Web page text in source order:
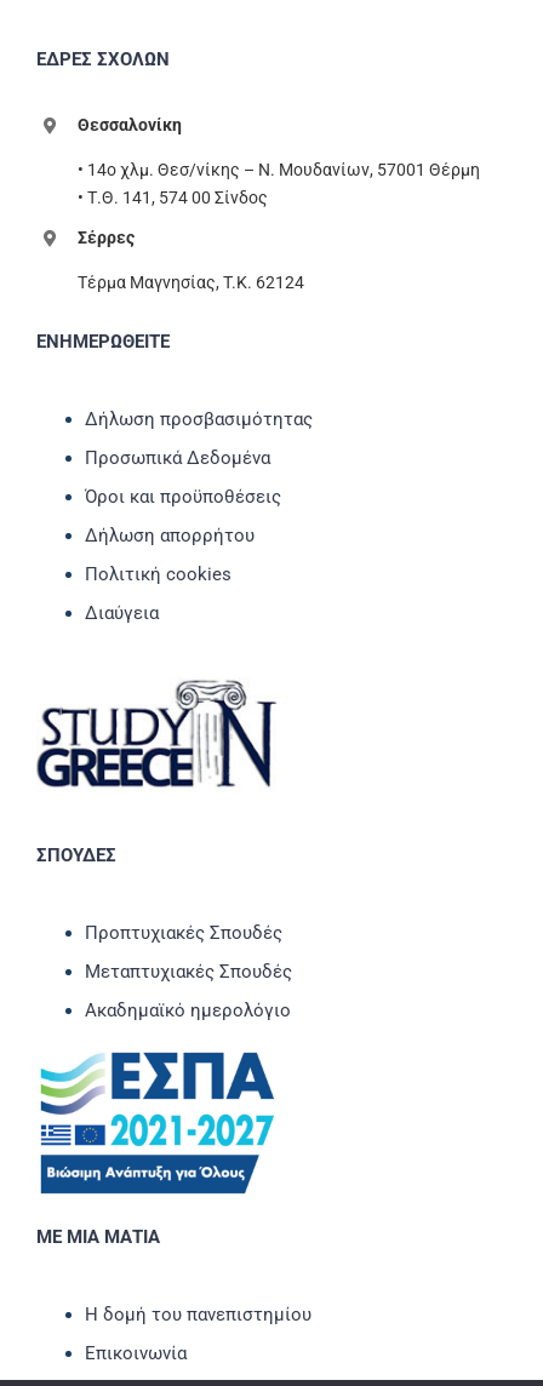
ΕΔΡΕΣ ΣΧΟΛΩΝ
Θεσσαλονίκη
• 14ο χλμ. Θεσ/νίκης – Ν. Μουδανίων, 57001 Θέρμη
• Τ.Θ. 141, 574 00 Σίνδος
Σέρρες
Τέρμα Μαγνησίας, T.K. 62124
ΕΝΗΜΕΡΩΘΕΙΤΕ
Δήλωση προσβασιμότητας
Προσωπικά Δεδομένα
Όροι και προϋποθέσεις
Δήλωση απορρήτου
Πολιτική cookies
Διαύγεια
ΣΠΟΥΔΕΣ
Προπτυχιακές Σπουδές
Μεταπτυχιακές Σπουδές
Ακαδημαϊκό ημερολόγιο
ΜΕ ΜΙΑ ΜΑΤΙΑ
Η δομή του πανεπιστημίου
Επικοινωνία